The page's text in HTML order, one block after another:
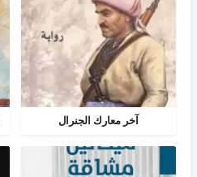
آخر معارك الجنرال